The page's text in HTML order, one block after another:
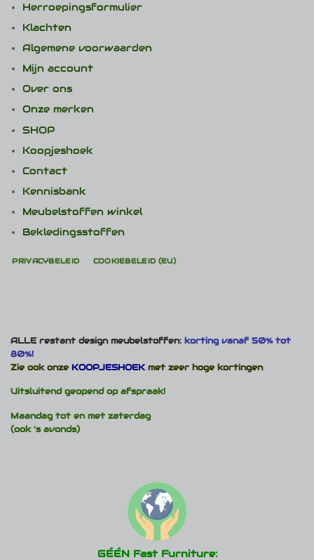
Herroepingsformulier
Klachten
Algemene voorwaarden
Mijn account
Over ons
Onze merken
SHOP
Koopjeshoek
Contact
Kennisbank
Meubelstoffen winkel
Bekledingsstoffen
PRIVACYBELEID COOKIEBELEID (EU)
ALLE restant design meubelstoffen: korting vanaf 50% tot
80%!
Zie ook onze KOOPJESHOEKmet zeer hoge kortingen
Uitsluitend geopend op afspraak!
Maandag tot en met zaterdag
(ook 's avonds)
GÉÉN Fast Furniture: